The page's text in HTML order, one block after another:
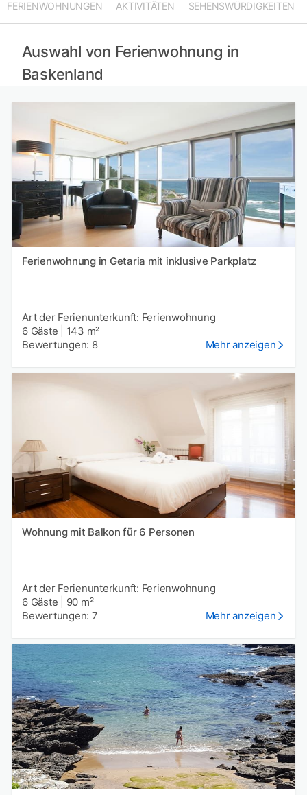
Ferienwohnungen in Asturien mieten
Ferienwohnungen in Autonome Gemeinschaft Madrid mieten
FERIENWOHNUNGEN AKTIVITÄTEN SEHENSWÜRDIGKEITEN
Auswahl von Ferienwohnung in
Baskenland
Ferienwohnung in Getaria mit inklusive Parkplatz
Art der Ferienunterkunft: Ferienwohnung
6 Gäste
143 m²
Bewertungen: 8
Mehr anzeigen
Wohnung mit Balkon für 6 Personen
Art der Ferienunterkunft: Ferienwohnung
6 Gäste
90 m²
Bewertungen: 7
Mehr anzeigen